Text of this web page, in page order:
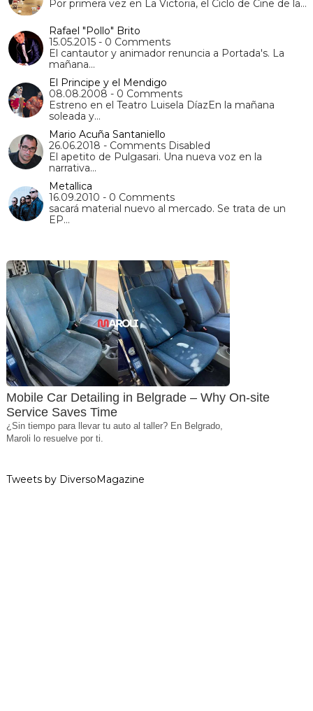
Por primera vez en La Victoria, el Ciclo de Cine de la…
Rafael "Pollo" Brito
15.05.2015 - 0 Comments
El cantautor y animador renuncia a Portada's. La
mañana…
El Principe y el Mendigo
08.08.2008 - 0 Comments
Estreno en el Teatro Luisela DíazEn la mañana
soleada y…
Mario Acuña Santaniello
26.06.2018 - Comments Disabled
El apetito de Pulgasari. Una nueva voz en la
narrativa…
Metallica
16.09.2010 - 0 Comments
sacará material nuevo al mercado. Se trata de un
EP…
Mobile Car Detailing in Belgrade – Why On-site
Service Saves Time
¿Sin tiempo para llevar tu auto al taller? En Belgrado,
Maroli lo resuelve por ti.
Tweets by DiversoMagazine